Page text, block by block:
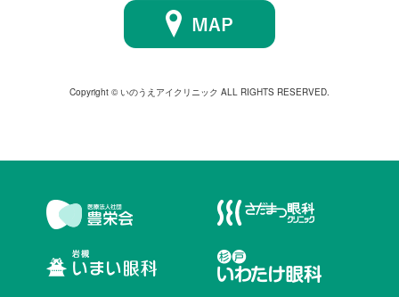
Copyright © いのうえアイクリニック ALL RIGHTS RESERVED.